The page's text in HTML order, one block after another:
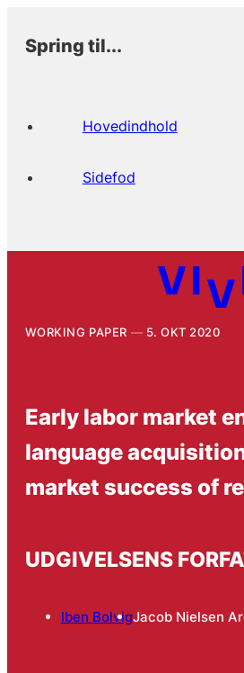
Spring til...
Hovedindhold
Sidefod
WORKING PAPER 5. OKT 2020
Early labor market
language
market success of
UDGIVELSENS
Iben BolvigJacob Nielsen